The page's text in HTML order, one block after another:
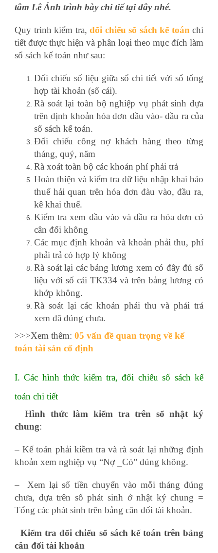
tâm Lê Ánh trình bày chi tiế tại đây nhé.
Quy trình kiểm tra, đối chiếu sổ sách kế toán chi
tiết được thực hiện và phân loại theo mục đích làm
sổ sách kế toán như sau:
Đối chiếu số liệu giữa sổ chi tiết với sổ tổng
hợp tài khoản (sổ cái).
Rà soát lại toàn bộ nghiệp vụ phát sinh dựa
trên định khoản hóa đơn đầu vào- đầu ra của
số sách kế toán.
Đối chiếu công nợ khách hàng theo từng
tháng, quý, năm
Rà xoát toàn bộ các khoản phí phải trả
Hoàn thiện và kiểm tra dữ liệu nhập khai báo
thuế hải quan trên hóa đơn đàu vào, đầu ra,
kê khai thuế.
Kiểm tra xem đầu vào và đầu ra hóa đơn có
cân đối không
Các mục định khoản và khoản phải thu, phí
phải trả có hợp lý không
Rà soát lại các bảng lương xem có đây đủ số
liệu với số cái TK334 và trên bảng lương có
khớp không.
Rà soát lại các khoản phải thu và phải trả
xem đã đúng chưa.
>>>Xem thêm: 05 vấn đề quan trọng về kế
toán tài sản cố định
I. Các hình thức kiểm tra, đối chiếu số sách kế
toán chi tiết
Hình thức làm kiểm tra trên sổ nhật ký
chung:
– Kế toán phải kiềm tra và rà soát lại những định
khoản xem nghiệp vụ “Nợ _Có” đúng không.
– Xem lại số tiền chuyển vào mỗi tháng đúng
chưa, dựa trên số phát sinh ở nhật ký chung =
Tổng các phát sinh trên bảng cân đối tài khoản.
Kiểm tra đối chiếu sổ sách kế toán trên bảng
cân đối tài khoản